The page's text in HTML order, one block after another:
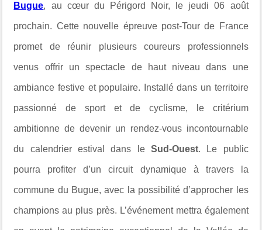
Bugue, au cœur du Périgord Noir, le jeudi 06 août
prochain. Cette nouvelle épreuve post-Tour de France
promet de réunir plusieurs coureurs professionnels
venus offrir un spectacle de haut niveau dans une
ambiance festive et populaire. Installé dans un territoire
passionné de sport et de cyclisme, le critérium
ambitionne de devenir un rendez-vous incontournable
du calendrier estival dans le Sud-Ouest. Le public
pourra profiter d’un circuit dynamique à travers la
commune du Bugue, avec la possibilité d’approcher les
champions au plus près. L’événement mettra également